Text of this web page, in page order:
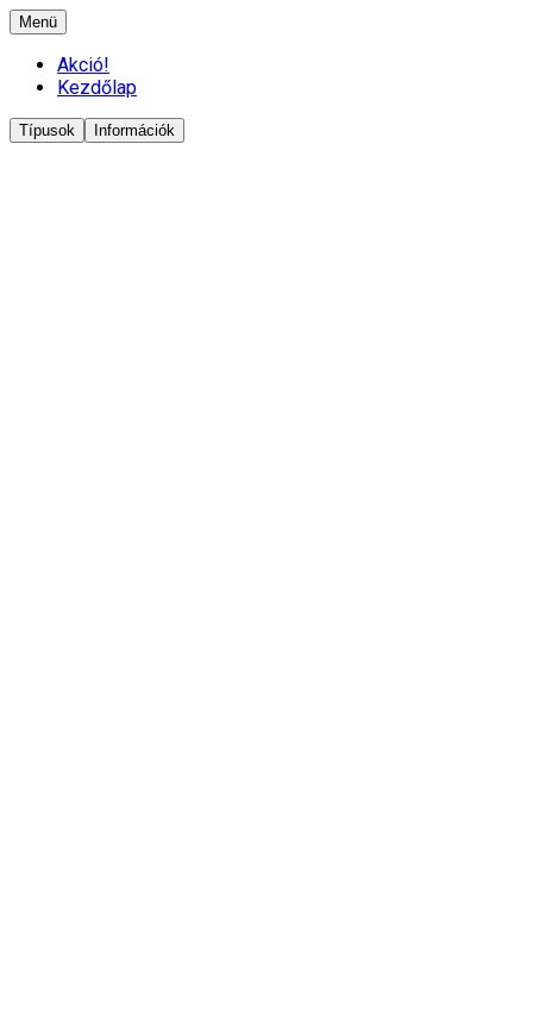
Menü
Akció!
Kezdőlap
Típusok Információk